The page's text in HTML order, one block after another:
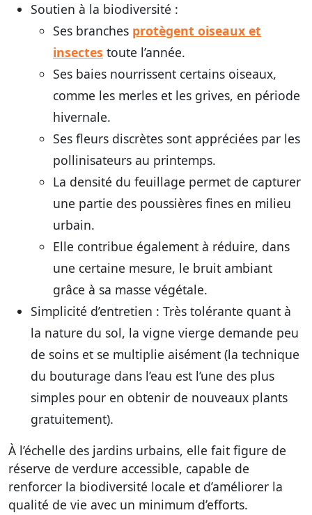
Soutien à la biodiversité :
Ses branches protègent oiseaux et
insectes toute l’année.
Ses baies nourrissent certains oiseaux,
comme les merles et les grives, en période
hivernale.
Ses fleurs discrètes sont appréciées par les
pollinisateurs au printemps.
La densité du feuillage permet de capturer
une partie des poussières fines en milieu
urbain.
Elle contribue également à réduire, dans
une certaine mesure, le bruit ambiant
grâce à sa masse végétale.
Simplicité d’entretien : Très tolérante quant à
la nature du sol, la vigne vierge demande peu
de soins et se multiplie aisément (la technique
du bouturage dans l’eau est l’une des plus
simples pour en obtenir de nouveaux plants
gratuitement).
À l’échelle des jardins urbains, elle fait figure de
réserve de verdure accessible, capable de
renforcer la biodiversité locale et d’améliorer la
qualité de vie avec un minimum d’efforts.